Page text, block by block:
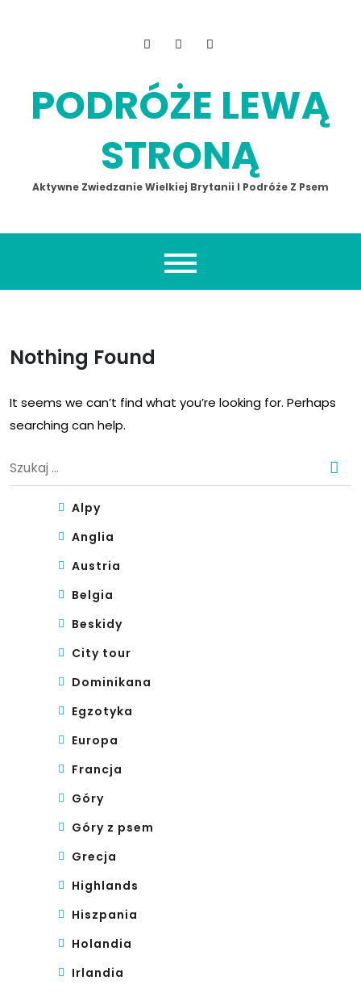
PODRÓŻE LEWĄ
STRONĄ
Aktywne Zwiedzanie Wielkiej Brytanii I Podróże Z Psem
Nothing Found
It seems we can’t find what you’re looking for. Perhaps
searching can help.
Szukaj:
Alpy
Anglia
Austria
Belgia
Beskidy
City tour
Dominikana
Egzotyka
Europa
Francja
Góry
Góry z psem
Grecja
Highlands
Hiszpania
Holandia
Irlandia